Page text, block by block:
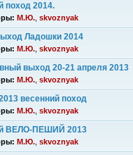
поход 2014.
М.Ю. skvoznyak
Ладошки 2014
М.Ю. skvoznyak
выход 20-21 апреля 2013
М.Ю. skvoznyak
весенний поход
М.Ю. skvoznyak
ВЕЛО-ПЕШИЙ 2013
М.Ю. skvoznyak